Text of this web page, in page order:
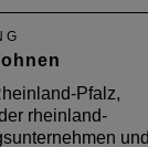
Pfalz,
rheinland-
und
in
12 Wohnungs-